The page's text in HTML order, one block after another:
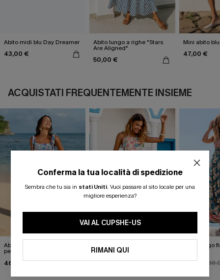
Abito midi blu Day Dreamer
43,00 €
Abito lungo a righe "Stars
Are Aligned"
50,00 €
Mini abito
47,00 €
ACQUISTATI FREQUENTEMENTE INSIEME
Abito lungo floreale perfetto
per le foto
46,00 €
Days"
36,00 €40,00 €
Abito lungo
30,00 €
Conferma la tua località di spedizione
Sembra che tu sia in stati Uniti. Vuoi passare al sito locale per una
migliore esperienza?
VAI AL CUPSHE-US
RIMANI QUI